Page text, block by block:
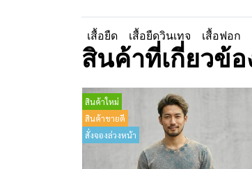
เสื้อยืด เสื้อยืดวินเทจ เสื้อฟอก
สินค้าที่เกี่ยวข้อ
สินค้าใหม่
สินค้าขายดี
สั่งจองล่วงหน้า